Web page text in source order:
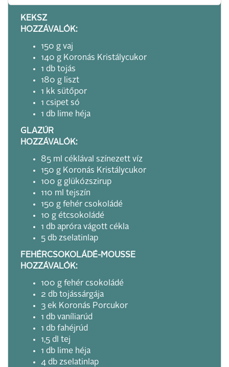
KEKSZ
HOZZÁVALÓK:
150 g vaj
140 g Koronás Kristálycukor
1 db tojás
180 g liszt
1 kk sütőpor
1 csipet só
1 db lime héja
GLAZÚR
HOZZÁVALÓK:
85 ml céklával színezett víz
150 g Koronás Kristálycukor
100 g glükózszirup
110 ml tejszín
150 g fehér csokoládé
10 g étcsokoládé
1 db apróra vágott cékla
5 db zselatinlap
FEHÉRCSOKOLÁDÉ-MOUSSE
HOZZÁVALÓK:
100 g fehér csokoládé
2 db tojássárgája
3 ek Koronás Porcukor
1 db vaníliarúd
1 db fahéjrúd
1,5 dl tej
1 db lime héja
4 db zselatinlap